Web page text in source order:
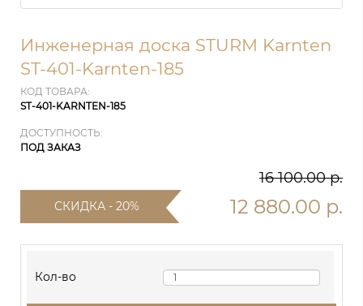
Инженерная доска STURM Karnten
ST-401-Karnten-185
КОД ТОВАРА:
ST-401-KARNTEN-185
ДОСТУПНОСТЬ:
ПОД ЗАКАЗ
16 100.00 р.
СКИДКА - 20% 12 880.00 р.
Кол-во